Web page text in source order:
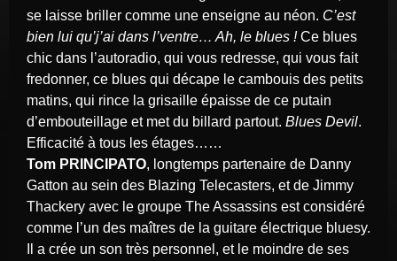
se laisse briller comme une enseigne au néon. C’est
bien lui qu’j’ai dans l’ventre… Ah, le blues !Ce blues
chic dans l’autoradio, qui vous redresse, qui vous fait
fredonner, ce blues qui décape le cambouis des petits
matins, qui rince la grisaille épaisse de ce putain
d’embouteillage et met du billard partout. Blues Devil.
Efficacité à tous les étages……
Tom PRINCIPATO, longtemps partenaire de Danny
Gatton au sein des Blazing Telecasters, et de Jimmy
Thackery avec le groupe The Assassins est considéré
comme l’un des maîtres de la guitare électrique bluesy.
Il a crée un son très personnel, et le moindre de ses